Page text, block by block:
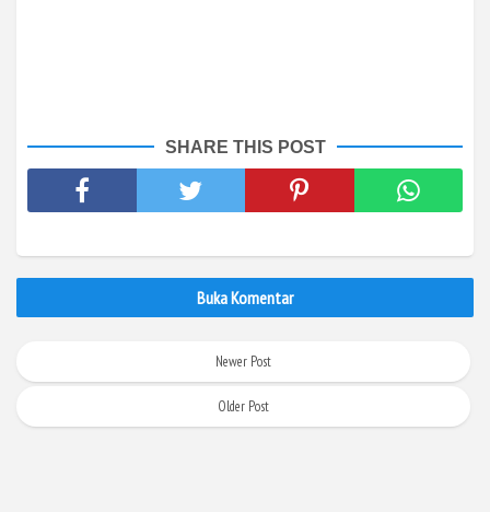
SHARE THIS POST
Buka Komentar
Newer Post
Older Post